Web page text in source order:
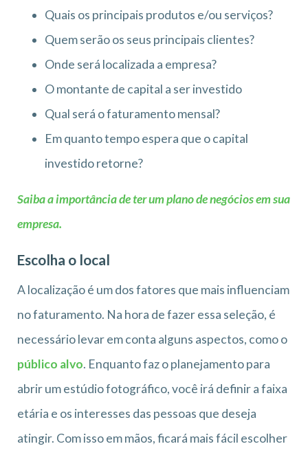
Quais os principais produtos e/ou serviços?
Quem serão os seus principais clientes?
Onde será localizada a empresa?
O montante de capital a ser investido
Qual será o faturamento mensal?
Em quanto tempo espera que o capital
investido retorne?
Saiba a importância de ter um plano de negócios em sua
empresa.
Escolha o local
A localização é um dos fatores que mais influenciam
no faturamento. Na hora de fazer essa seleção, é
necessário levar em conta alguns aspectos, como o
público alvo. Enquanto faz o planejamento para
abrir um estúdio fotográfico, você irá definir a faixa
etária e os interesses das pessoas que deseja
atingir. Com isso em mãos, ficará mais fácil escolher